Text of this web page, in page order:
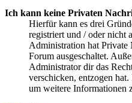
Ich kann keine Privaten
Hierfür kann es drei
registriert und / oder nicht
Administration hat Private
Forum ausgeschaltet.
Administrator dir das
verschicken, entzogen
um weitere Informationen